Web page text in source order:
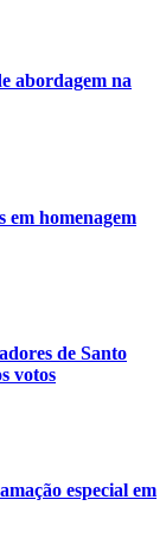
abordagem na
em homenagem
de Santo
votos
especial em